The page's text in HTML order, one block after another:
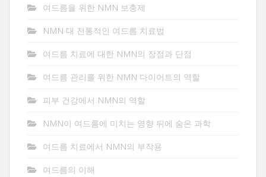
여드름을 위한 NMN 보충제
NMN 대 전통적인 여드름 치료법
여드름 치료에 대한 NMN의 장점과 단점
여드름 관리를 위한 NMN 다이어트의 역할
피부 건강에서 NMN의 역할
NMN이 여드름에 미치는 영향 뒤에 숨은 과학
여드름 치료에서 NMN의 부작용
여드름의 이해